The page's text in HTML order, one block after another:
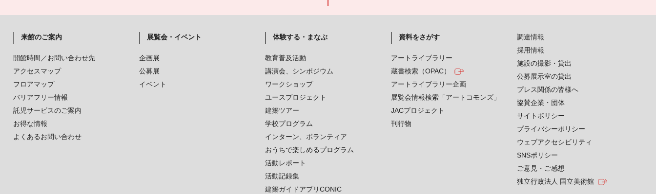
来館のご案内
開館時間／お問い合わせ先
アクセスマップ
フロアマップ
バリアフリー情報
託児サービスのご案内
お得な情報
よくあるお問い合わせ
展覧会・イベント
企画展
公募展
イベント
体験する・まなぶ
教育普及活動
講演会、シンポジウム
ワークショップ
ユースプロジェクト
建築ツアー
学校プログラム
インターン、ボランティア
おうちで楽しめるプログラム
活動レポート
活動記録集
建築ガイドアプリCONIC
資料をさがす
アートライブラリー
蔵書検索（OPAC）
アートライブラリー企画
展覧会情報検索「アートコモンズ」
JACプロジェクト
刊行物
調達情報
採用情報
施設の撮影・貸出
公募展示室の貸出
プレス関係の皆様へ
協賛企業・団体
サイトポリシー
プライバシーポリシー
ウェブアクセシビリティ
SNSポリシー
ご意見・ご感想
独立行政法人 国立美術館